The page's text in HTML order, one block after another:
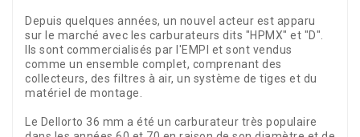
Depuis quelques années, un nouvel acteur est apparu
sur le marché avec les carburateurs dits "HPMX" et "D".
Ils sont commercialisés par l'EMPI et sont vendus
comme un ensemble complet, comprenant des
collecteurs, des filtres à air, un système de tiges et du
matériel de montage.
Le Dellorto 36 mm a été un carburateur très populaire